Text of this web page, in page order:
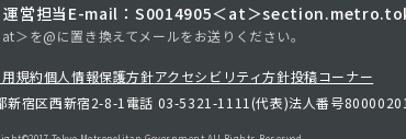
営担当E-mail：S0014905＜at＞
＞を@に置き換えてメールをお送りください。
規約個人情報保護方針アクセシビリティ方針投稿コーナー
宿区西新宿2-8-1 電話 03-5321-1111(代表)法人番号